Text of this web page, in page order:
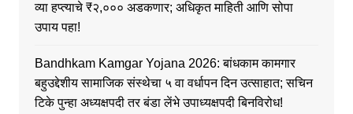
व्या हप्त्याचे ₹२,००० अडकणार; अधिकृत माहिती आणि सोपा
उपाय पहा!
Bandhkam Kamgar Yojana 2026: बांधकाम कामगार
बहुउद्देशीय सामाजिक संस्थेचा ५ वा वर्धापन दिन उत्साहात; सचिन
टिके पुन्हा अध्यक्षपदी तर बंडा लेंभे उपाध्यक्षपदी बिनविरोध!